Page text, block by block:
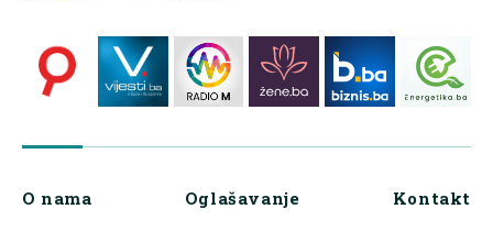
O nama Oglašavanje Kontakt